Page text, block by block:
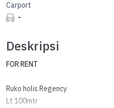
Carport
-
Deskripsi
FOR RENT
Ruko holis Regency
Lt 100mtr